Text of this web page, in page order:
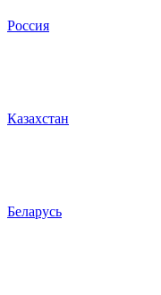
Россия
Казахстан
Беларусь